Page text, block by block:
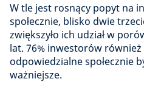
W tle jest rosnący popyt na
społecznie, blisko dwie
zwiększyło ich udział w
lat. 76% inwestorów
odpowiedzialne społecznie
ważniejsze.